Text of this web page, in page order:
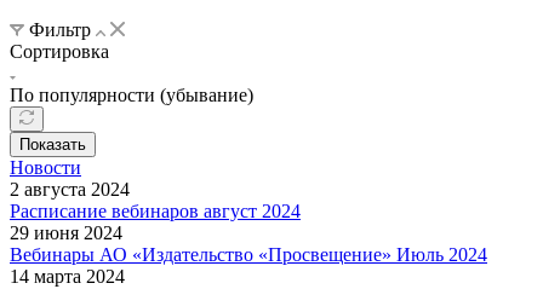
Фильтр
Сортировка
По популярности (убывание)
Показать
Новости
2 августа 2024
Расписание вебинаров август 2024
29 июня 2024
Вебинары АО «Издательство «Просвещение» Июль 2024
14 марта 2024